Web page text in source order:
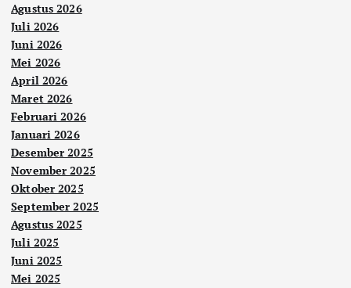
Agustus 2026
Juli 2026
Juni 2026
Mei 2026
April 2026
Maret 2026
Februari 2026
Januari 2026
Desember 2025
November 2025
Oktober 2025
September 2025
Agustus 2025
Juli 2025
Juni 2025
Mei 2025